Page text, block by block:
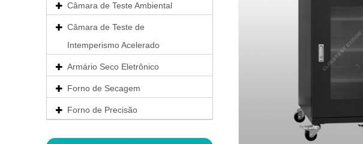
Câmara de Teste Ambiental
Câmara de Teste de
Intemperismo Acelerado
Armário Seco Eletrônico
Forno de Secagem
Forno de Precisão